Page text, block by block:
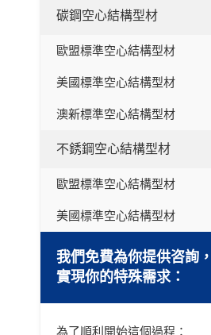
碳鋼空心結構型材
歐盟標準空心結構型材
美國標準空心結構型材
澳新標準空心結構型材
不銹鋼空心結構型材
歐盟標準空心結構型材
美國標準空心結構型材
我們免費為你提供咨詢
實現你的特殊需求：
為了順利開始這個過程：